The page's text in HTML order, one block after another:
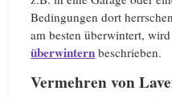
Bedingungen dort
am besten überwintert,
überwintern beschrieben.
Vermehren von